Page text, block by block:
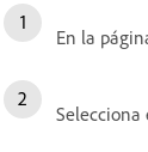
En la
Selecciona